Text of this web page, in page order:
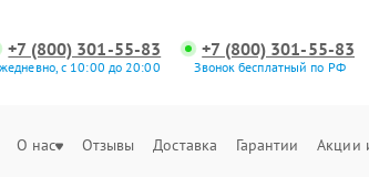
+7 (800) 301-55-83
с 10:00 до 20:00
+7 (800) 301-55-83
Звонок бесплатный по РФ
О нас Отзывы Доставка Гарантии Акции